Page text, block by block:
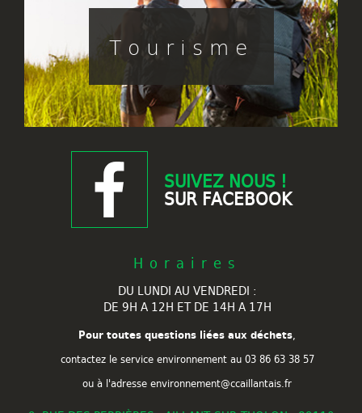
Tourisme
SUIVEZ NOUS !
SUR FACEBOOK
Horaires
DU LUNDI AU VENDREDI :
DE 9H A 12H ET DE 14H A 17H
Pour toutes questions liées aux déchets,
contactez le service environnement au 03 86 63 38 57
ou à l'adresse environnement@ccaillantais.fr